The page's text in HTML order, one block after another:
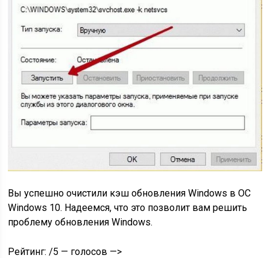
Вы успешно очистили кэш обновления Windows в ОС
Windows 10. Надеемся, что это позволит вам решить
проблему обновления Windows.
Рейтинг: /5 — голосов —>